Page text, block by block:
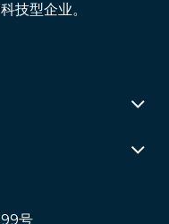
技型企业。
号